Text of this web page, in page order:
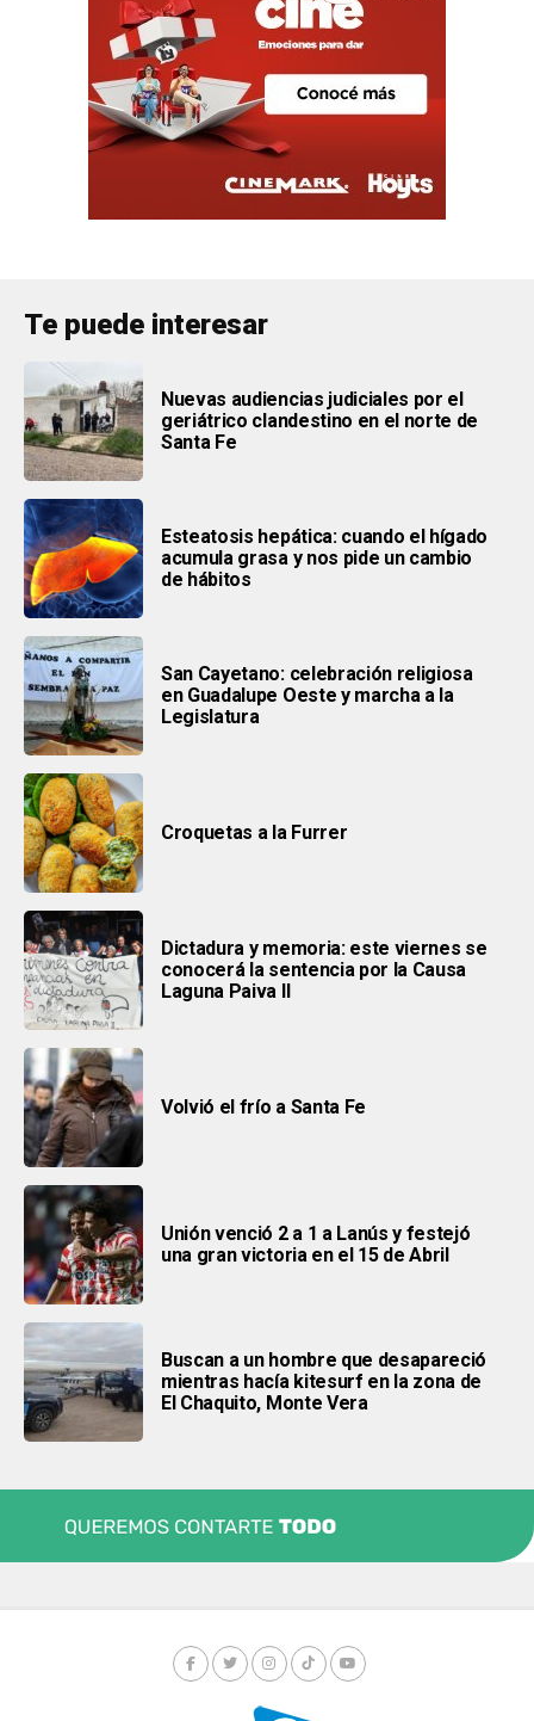
Te puede interesar
Nuevas audiencias judiciales por el
geriátrico clandestino en el norte de
Santa Fe
Esteatosis hepática: cuando el hígado
acumula grasa y nos pide un cambio
de hábitos
San Cayetano: celebración religiosa
en Guadalupe Oeste y marcha a la
Legislatura
Croquetas a la Furrer
Dictadura y memoria: este viernes se
conocerá la sentencia por la Causa
Laguna Paiva II
Volvió el frío a Santa Fe
Unión venció 2 a 1 a Lanús y festejó
una gran victoria en el 15 de Abril
Buscan a un hombre que desapareció
mientras hacía kitesurf en la zona de
El Chaquito, Monte Vera